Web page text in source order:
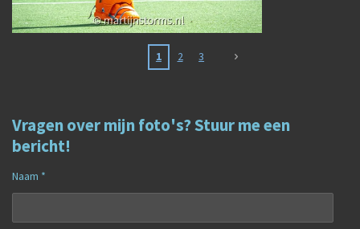
1 2 3
Vragen over mijn foto's? Stuur me een
bericht!
Naam *